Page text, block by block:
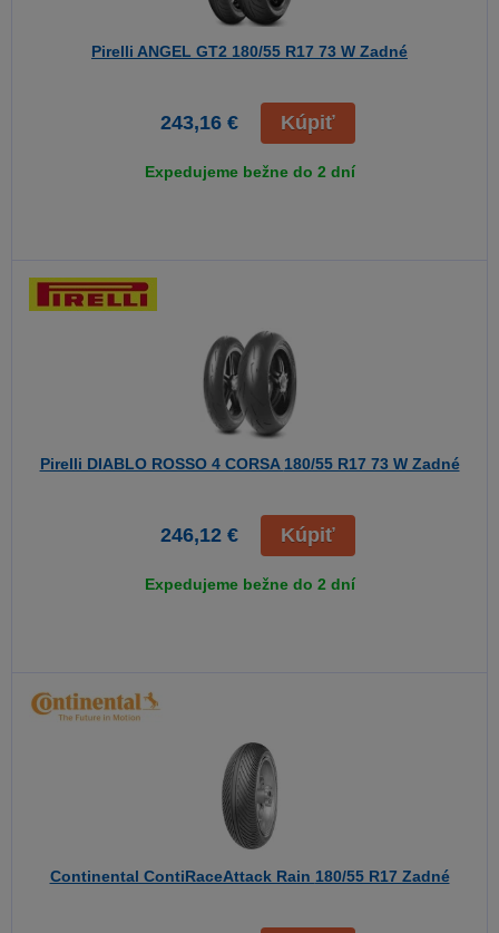
Pirelli ANGEL GT2 180/55 R17 73 W Zadné
243,16 € Kúpiť
Expedujeme bežne do 2 dní
Pirelli DIABLO ROSSO 4 CORSA 180/55 R17 73 W Zadné
246,12 € Kúpiť
Expedujeme bežne do 2 dní
Continental ContiRaceAttack Rain 180/55 R17 Zadné